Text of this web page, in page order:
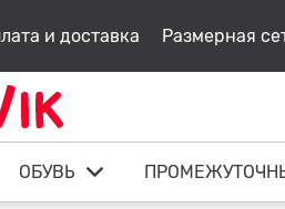
и доставка Размерная
ОБУВЬ